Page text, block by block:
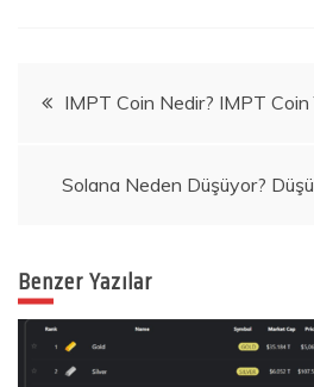
YazıIMPT Coin Nedir? IMPT Coin
Solana Neden Düşüyor?
Benzer Yazılar